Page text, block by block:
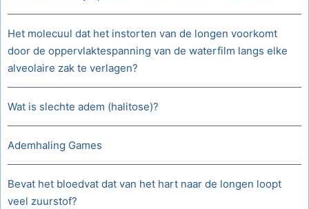
Het molecuul dat het instorten van de longen voorkomt
door de oppervlaktespanning van de waterfilm langs elke
alveolaire zak te verlagen?
Wat is slechte adem (halitose)?
Ademhaling Games
Bevat het bloedvat dat van het hart naar de longen loopt
veel zuurstof?